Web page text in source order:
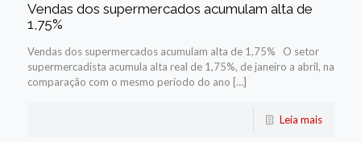
Vendas dos supermercados acumulam alta de
1,75%
Vendas dos supermercados acumulam alta de 1,75% O setor
supermercadista acumula alta real de 1,75%, de janeiro a abril, na
comparação com o mesmo período do ano […]
Leia mais